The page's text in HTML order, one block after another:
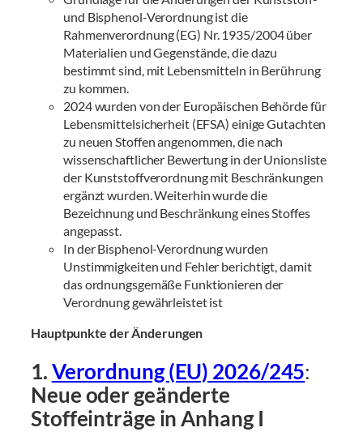
und Bisphenol-Verordnung ist die
Rahmenverordnung (EG) Nr. 1935/2004 über
Materialien und Gegenstände, die dazu
bestimmt sind, mit Lebensmitteln in Berührung
zu kommen.
2024 wurden von der Europäischen Behörde für
Lebensmittelsicherheit (EFSA) einige Gutachten
zu neuen Stoffen angenommen, die nach
wissenschaftlicher Bewertung in der Unionsliste
der Kunststoffverordnung mit Beschränkungen
ergänzt wurden. Weiterhin wurde die
Bezeichnung und Beschränkung eines Stoffes
angepasst.
In der Bisphenol-Verordnung wurden
Unstimmigkeiten und Fehler berichtigt, damit
das ordnungsgemäße Funktionieren der
Verordnung gewährleistet ist
Hauptpunkte der Änderungen
1.Verordnung (EU) 2026/245:
Neue oder geänderte
Stoffeinträge in Anhang I